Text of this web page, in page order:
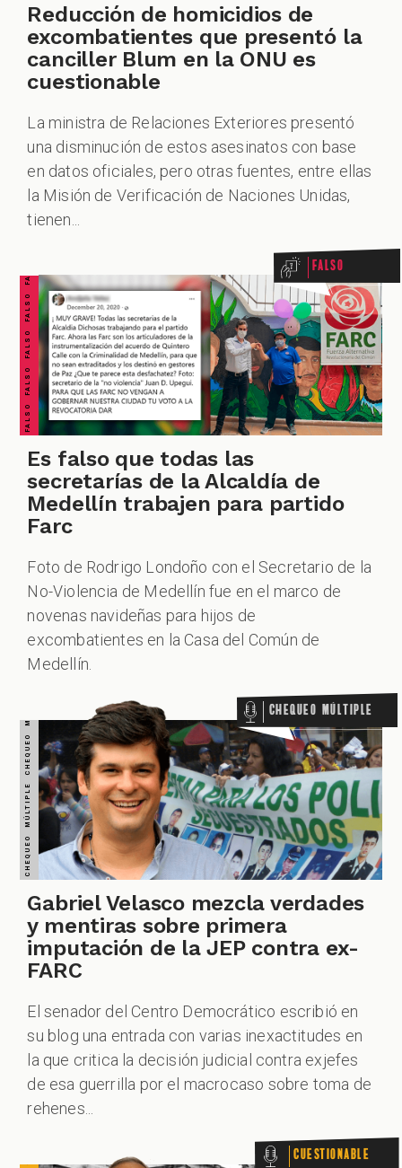
Reducción de homicidios de
excombatientes que presentó la
canciller Blum en la ONU es
cuestionable
La ministra de Relaciones Exteriores presentó
una disminución de estos asesinatos con base
en datos oficiales, pero otras fuentes, entre ellas
la Misión de Verificación de Naciones Unidas,
tienen...
FALSO FALSO FALSO FALSO FALSO FALSO FALSO Falso
Es falso que todas las
secretarías de la Alcaldía de
Medellín trabajen para partido
Farc
Foto de Rodrigo Londoño con el Secretario de la
No-Violencia de Medellín fue en el marco de
novenas navideñas para hijos de
excombatientes en la Casa del Común de
Medellín.
CHEQUEO MÚLTIPLE CHEQUEO MÚLTIPLE CHEQUEO MÚLTIPLE CHEQUEO MÚLTIPLE CHEQUEO MÚLTIPLE CHEQUEO MÚLTIPLE CHEQUEO MÚLTIPLE Chequeo Múltiple
Gabriel Velasco mezcla verdades
y mentiras sobre primera
imputación de la JEP contra ex-
FARC
El senador del Centro Democrático escribió en
su blog una entrada con varias inexactitudes en
la que critica la decisión judicial contra exjefes
de esa guerrilla por el macrocaso sobre toma de
rehenes...
CUESTIONABLE CUESTIONABLE CUESTIONABLE CUESTIONABLE CUESTIONABLE CUESTIONABLE CUESTIONABLE Cuestionable